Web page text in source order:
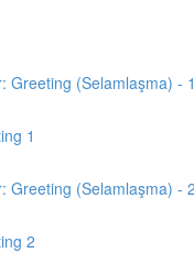
Greeting (Selamlaşma) -
1
Greeting (Selamlaşma) -
2